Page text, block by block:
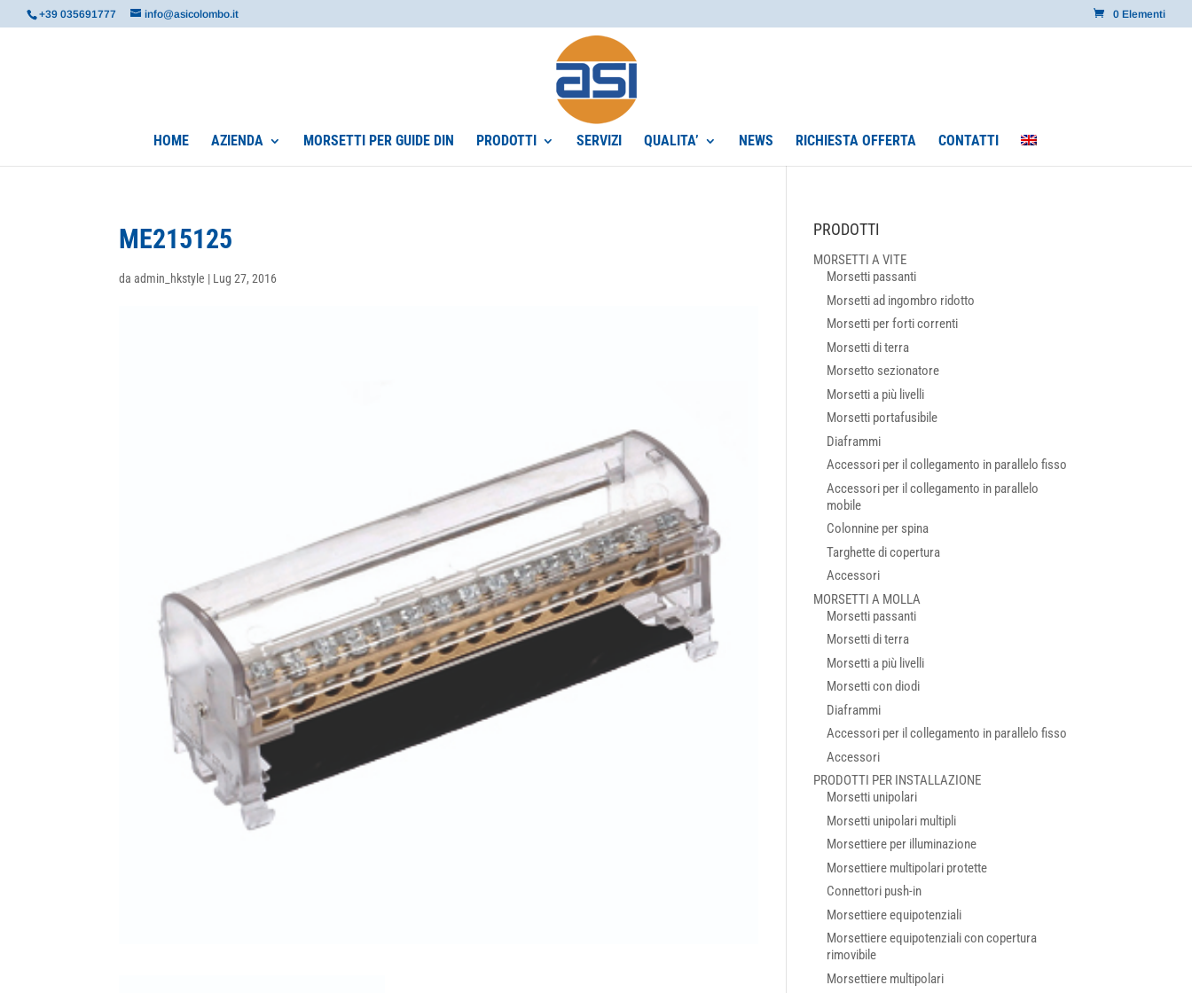
+39 035691777 info@asicolombo.it 0 Elementi
HOME AZIENDA MORSETTI PER GUIDE DIN PRODOTTI SERVIZI QUALITA’ NEWS RICHIESTA OFFERTA CONTATTI
ME215125
daadmin_hkstyle | Lug 27, 2016
PRODOTTI
MORSETTI A VITE
Morsetti passanti
Morsetti ad ingombro ridotto
Morsetti per forti correnti
Morsetti di terra
Morsetto sezionatore
Morsetti a più livelli
Morsetti portafusibile
Diaframmi
Accessori per il collegamento in parallelo fisso
Accessori per il collegamento in parallelo
mobile
Colonnine per spina
Targhette di copertura
Accessori
MORSETTI A MOLLA
Morsetti passanti
Morsetti di terra
Morsetti a più livelli
Morsetti con diodi
Diaframmi
Accessori per il collegamento in parallelo fisso
Accessori
PRODOTTI PER INSTALLAZIONE
Morsetti unipolari
Morsetti unipolari multipli
Morsettiere per illuminazione
Morsettiere multipolari protette
Connettori push-in
Morsettiere equipotenziali
Morsettiere equipotenziali con copertura
rimovibile
Morsettiere multipolari